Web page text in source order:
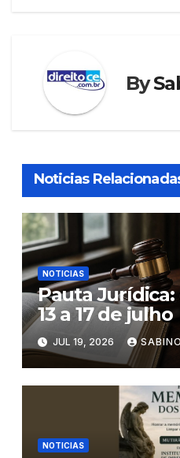
By
Noticias
NOTICIAS
Pauta
13 a 17 de julho
JUL 19, 2026
NOTICIAS